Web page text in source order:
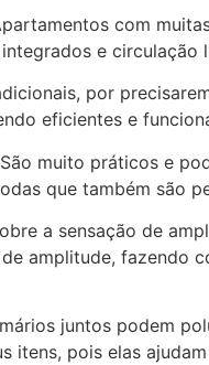
com
e
por
eficientes e
São muito práticos e
que também são
a sensação de
amplitude, fazendo
juntos podem
itens, pois elas